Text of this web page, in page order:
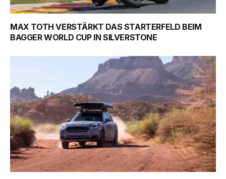
MAX TOTH VERSTÄRKT DAS STARTERFELD BEIM
BAGGER WORLD CUP IN SILVERSTONE